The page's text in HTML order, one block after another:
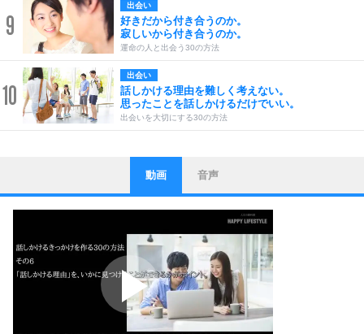
9
出会い
好きだから付き合うのか。
寂しいから付き合うのか。
運命の人と出会う30の方法
10
出会い
話しかける理由を難しく考えない。
思ったことを話しかけるだけでいい。
出会いを大切にする30の方法
1
ストレス対策
他人と比べない。
いっそのこと、他人を見ない。
いらいらしない人になる30の方法
プラス思考
ポジティブになれない原因は、行動しないから。
ポジティブ思考になる30の方法
ストレス対策
動画 音声